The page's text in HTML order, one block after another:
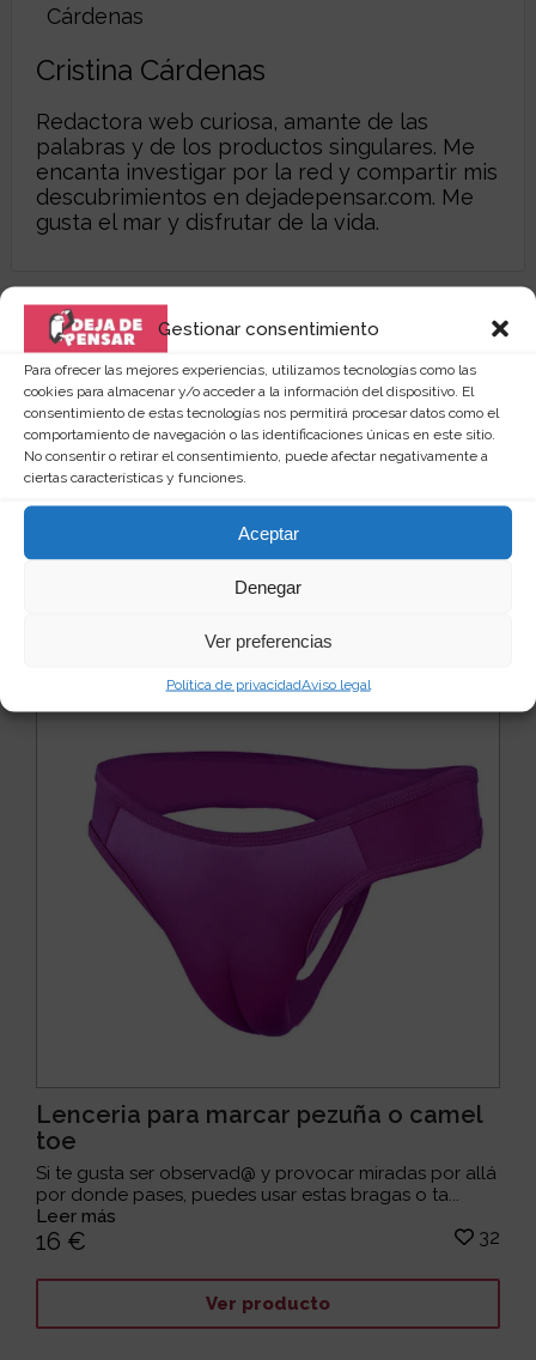
Gestionar consentimiento
Para ofrecer las mejores experiencias, utilizamos tecnologías como las
cookies para almacenar y/o acceder a la información del dispositivo. El
consentimiento de estas tecnologías nos permitirá procesar datos como el
comportamiento de navegación o las identificaciones únicas en este sitio.
No consentir o retirar el consentimiento, puede afectar negativamente a
ciertas características y funciones.
Aceptar
Denegar
Ver preferencias
Política de privacidadAviso legal
Cristina Cárdenas
Redactora web curiosa, amante de las
palabras y de los productos singulares. Me
encanta investigar por la red y compartir mis
descubrimientos en dejadepensar.com. Me
gusta el mar y disfrutar de la vida.
Quizás te puede interesar...
Lenceria para marcar pezuña o camel
toe
Si te gusta ser observad@ y provocar miradas por allá
por donde pases, puedes usar estas bragas o ta...
Leer más
16 € 32
Ver producto